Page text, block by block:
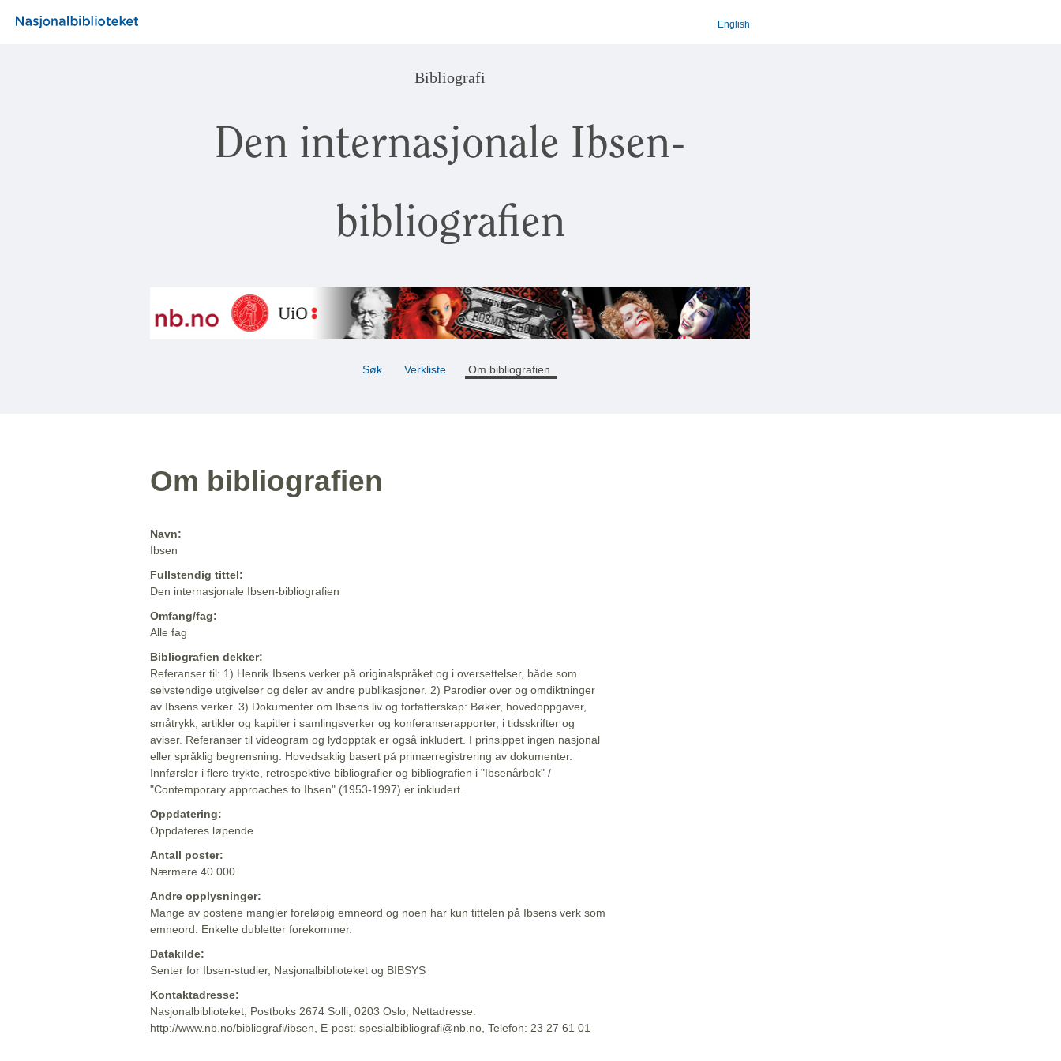
English
Bibliografi
Den internasjonale Ibsen-
bibliografien
Søk Verkliste Om bibliografien
Om bibliografien
Navn:
Ibsen
Fullstendig tittel:
Den internasjonale Ibsen-bibliografien
Omfang/fag:
Alle fag
Bibliografien dekker:
Referanser til: 1) Henrik Ibsens verker på originalspråket og i oversettelser, både som
selvstendige utgivelser og deler av andre publikasjoner. 2) Parodier over og omdiktninger
av Ibsens verker. 3) Dokumenter om Ibsens liv og forfatterskap: Bøker, hovedoppgaver,
småtrykk, artikler og kapitler i samlingsverker og konferanserapporter, i tidsskrifter og
aviser. Referanser til videogram og lydopptak er også inkludert. I prinsippet ingen nasjonal
eller språklig begrensning. Hovedsaklig basert på primærregistrering av dokumenter.
Innførsler i flere trykte, retrospektive bibliografier og bibliografien i "Ibsenårbok" /
"Contemporary approaches to Ibsen" (1953-1997) er inkludert.
Oppdatering:
Oppdateres løpende
Antall poster:
Nærmere 40 000
Andre opplysninger:
Mange av postene mangler foreløpig emneord og noen har kun tittelen på Ibsens verk som
emneord. Enkelte dubletter forekommer.
Datakilde:
Senter for Ibsen-studier, Nasjonalbiblioteket og BIBSYS
Kontaktadresse:
Nasjonalbiblioteket, Postboks 2674 Solli, 0203 Oslo, Nettadresse:
http://www.nb.no/bibliografi/ibsen, E-post: spesialbibliografi@nb.no, Telefon: 23 27 61 01